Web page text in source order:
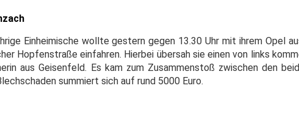
Einheimische wollte gestern gegen 13.30 Uhr mit ihrem Opel
Hopfenstraße einfahren. Hierbei übersah sie einen von links
aus Geisenfeld. Es kam zum Zusammenstoß zwischen den
summiert sich auf rund 5000 Euro.